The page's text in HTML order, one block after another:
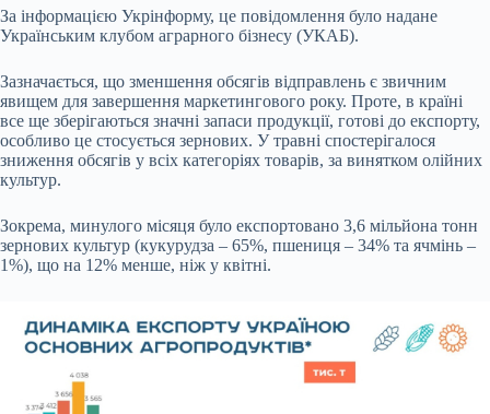
За інформацією Укрінформу, це повідомлення було надане
Українським клубом аграрного бізнесу (УКАБ).
Зазначається, що зменшення обсягів відправлень є звичним
явищем для завершення маркетингового року. Проте, в країні
все ще зберігаються значні запаси продукції, готові до експорту,
особливо це стосується зернових. У травні спостерігалося
зниження обсягів у всіх категоріях товарів, за винятком олійних
культур.
Зокрема, минулого місяця було експортовано 3,6 мільйона тонн
зернових культур (кукурудза – 65%, пшениця – 34% та ячмінь –
1%), що на 12% менше, ніж у квітні.